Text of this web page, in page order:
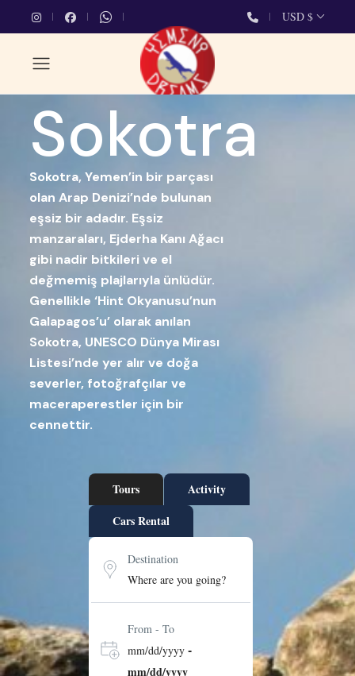
USD $
Sokotra
Sokotra, Yemen’in bir parçası
olan Arap Denizi’nde bulunan
eşsiz bir adadır. Eşsiz
manzaraları, Ejderha Kanı Ağacı
gibi nadir bitkileri ve el
değmemiş plajlarıyla ünlüdür.
Genellikle ‘Hint Okyanusu’nun
Galapagos’u’ olarak anılan
Sokotra, UNESCO Dünya Mirası
Listesi’nde yer alır ve doğa
severler, fotoğrafçılar ve
maceraperestler için bir
cennettir.
Tours
Activity
Cars Rental
Destination
From - To
mm/dd/yyyy -
mm/dd/yyyy